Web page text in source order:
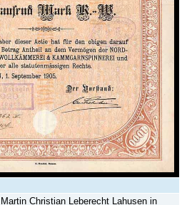
Christian Leberecht Lahusen in